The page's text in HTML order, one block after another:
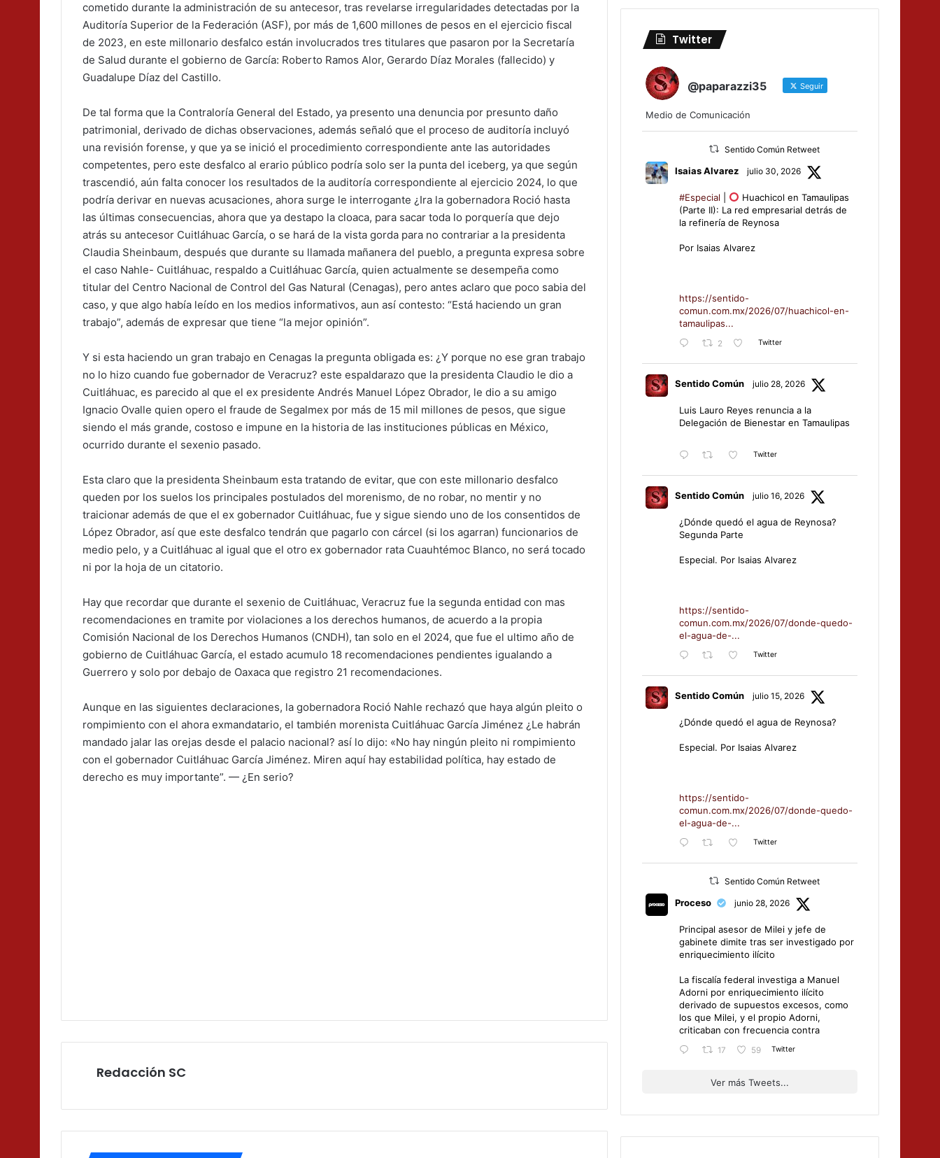
cometido durante la administración de su antecesor, tras revelarse irregularidades detectadas por la
Auditoría Superior de la Federación (ASF), por más de 1,600 millones de pesos en el ejercicio fiscal
de 2023, en este millonario desfalco están involucrados tres titulares que pasaron por la Secretaría
de Salud durante el gobierno de García: Roberto Ramos Alor, Gerardo Díaz Morales (fallecido) y
Guadalupe Díaz del Castillo.
De tal forma que la Contraloría General del Estado, ya presento una denuncia por presunto daño
patrimonial, derivado de dichas observaciones, además señaló que el proceso de auditoría incluyó
una revisión forense, y que ya se inició el procedimiento correspondiente ante las autoridades
competentes, pero este desfalco al erario público podría solo ser la punta del iceberg, ya que según
trascendió, aún falta conocer los resultados de la auditoría correspondiente al ejercicio 2024, lo que
podría derivar en nuevas acusaciones, ahora surge le interrogante ¿Ira la gobernadora Roció hasta
las últimas consecuencias, ahora que ya destapo la cloaca, para sacar toda lo porquería que dejo
atrás su antecesor Cuitláhuac García, o se hará de la vista gorda para no contrariar a la presidenta
Claudia Sheinbaum, después que durante su llamada mañanera del pueblo, a pregunta expresa sobre
el caso Nahle- Cuitláhuac, respaldo a Cuitláhuac García, quien actualmente se desempeña como
titular del Centro Nacional de Control del Gas Natural (Cenagas), pero antes aclaro que poco sabia del
caso, y que algo había leído en los medios informativos, aun así contesto: “Está haciendo un gran
trabajo”, además de expresar que tiene “la mejor opinión”.
Y si esta haciendo un gran trabajo en Cenagas la pregunta obligada es: ¿Y porque no ese gran trabajo
no lo hizo cuando fue gobernador de Veracruz? este espaldarazo que la presidenta Claudio le dio a
Cuitláhuac, es parecido al que el ex presidente Andrés Manuel López Obrador, le dio a su amigo
Ignacio Ovalle quien opero el fraude de Segalmex por más de 15 mil millones de pesos, que sigue
siendo el más grande, costoso e impune en la historia de las instituciones públicas en México,
ocurrido durante el sexenio pasado.
Esta claro que la presidenta Sheinbaum esta tratando de evitar, que con este millonario desfalco
queden por los suelos los principales postulados del morenismo, de no robar, no mentir y no
traicionar además de que el ex gobernador Cuitláhuac, fue y sigue siendo uno de los consentidos de
López Obrador, así que este desfalco tendrán que pagarlo con cárcel (si los agarran) funcionarios de
medio pelo, y a Cuitláhuac al igual que el otro ex gobernador rata Cuauhtémoc Blanco, no será tocado
ni por la hoja de un citatorio.
Hay que recordar que durante el sexenio de Cuitláhuac, Veracruz fue la segunda entidad con mas
recomendaciones en tramite por violaciones a los derechos humanos, de acuerdo a la propia
Comisión Nacional de los Derechos Humanos (CNDH), tan solo en el 2024, que fue el ultimo año de
gobierno de Cuitláhuac García, el estado acumulo 18 recomendaciones pendientes igualando a
Guerrero y solo por debajo de Oaxaca que registro 21 recomendaciones.
Aunque en las siguientes declaraciones, la gobernadora Roció Nahle rechazó que haya algún pleito o
rompimiento con el ahora exmandatario, el también morenista Cuitláhuac García Jiménez ¿Le habrán
mandado jalar las orejas desde el palacio nacional? así lo dijo: «No hay ningún pleito ni rompimiento
con el gobernador Cuitláhuac García Jiménez. Miren aquí hay estabilidad política, hay estado de
derecho es muy importante”. — ¿En serio?
Redacción SC
Twitter
@paparazzi35 Seguir
Medio de Comunicación
Sentido Común Retweet
Isaias Alvarez julio 30, 2026
#Especial
Huachicol en Tamaulipas
(Parte II): La red empresarial detrás de
la refinería de Reynosa
Por Isaias Alvarez
https://sentido-
comun.com.mx/2026/07/huachicol-en-
tamaulipas...
2 Twitter
Sentido Común julio 28, 2026
Luis Lauro Reyes renuncia a la
Delegación de Bienestar en Tamaulipas
Twitter
Sentido Común julio 16, 2026
¿Dónde quedó el agua de Reynosa?
Segunda Parte
Especial. Por Isaias Alvarez
https://sentido-
comun.com.mx/2026/07/donde-quedo-
el-agua-de-...
Twitter
Sentido Común julio 15, 2026
¿Dónde quedó el agua de Reynosa?
Especial. Por Isaias Alvarez
https://sentido-
comun.com.mx/2026/07/donde-quedo-
el-agua-de-...
Twitter
Sentido Común Retweet
Proceso junio 28, 2026
Principal asesor de Milei y jefe de
gabinete dimite tras ser investigado por
enriquecimiento ilícito
La fiscalía federal investiga a Manuel
Adorni por enriquecimiento ilícito
derivado de supuestos excesos, como
los que Milei, y el propio Adorni,
criticaban con frecuencia contra
17 59 Twitter
Ver más Tweets...